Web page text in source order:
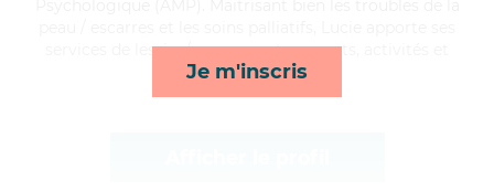
Je m'inscris
services de lessive/repassage, transports, activités et
ménage*